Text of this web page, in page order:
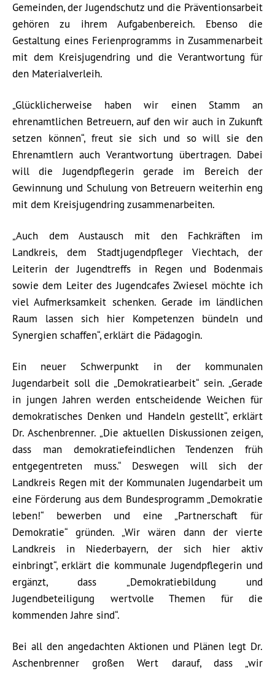
Gemeinden, der Jugendschutz und die Präventionsarbeit
gehören zu ihrem Aufgabenbereich. Ebenso die
Gestaltung eines Ferienprogramms in Zusammenarbeit
mit dem Kreisjugendring und die Verantwortung für
den Materialverleih.
„Glücklicherweise haben wir einen Stamm an
ehrenamtlichen Betreuern, auf den wir auch in Zukunft
setzen können“, freut sie sich und so will sie den
Ehrenamtlern auch Verantwortung übertragen. Dabei
will die Jugendpflegerin gerade im Bereich der
Gewinnung und Schulung von Betreuern weiterhin eng
mit dem Kreisjugendring zusammenarbeiten.
„Auch dem Austausch mit den Fachkräften im
Landkreis, dem Stadtjugendpfleger Viechtach, der
Leiterin der Jugendtreffs in Regen und Bodenmais
sowie dem Leiter des Jugendcafes Zwiesel möchte ich
viel Aufmerksamkeit schenken. Gerade im ländlichen
Raum lassen sich hier Kompetenzen bündeln und
Synergien schaffen“, erklärt die Pädagogin.
Ein neuer Schwerpunkt in der kommunalen
Jugendarbeit soll die „Demokratiearbeit“ sein. „Gerade
in jungen Jahren werden entscheidende Weichen für
demokratisches Denken und Handeln gestellt“, erklärt
Dr. Aschenbrenner. „Die aktuellen Diskussionen zeigen,
dass man demokratiefeindlichen Tendenzen früh
entgegentreten muss.“ Deswegen will sich der
Landkreis Regen mit der Kommunalen Jugendarbeit um
eine Förderung aus dem Bundesprogramm „Demokratie
leben!“ bewerben und eine „Partnerschaft für
Demokratie“ gründen. „Wir wären dann der vierte
Landkreis in Niederbayern, der sich hier aktiv
einbringt“, erklärt die kommunale Jugendpflegerin und
ergänzt, dass „Demokratiebildung und
Jugendbeteiligung wertvolle Themen für die
kommenden Jahre sind“.
Bei all den angedachten Aktionen und Plänen legt Dr.
Aschenbrenner großen Wert darauf, dass „wir